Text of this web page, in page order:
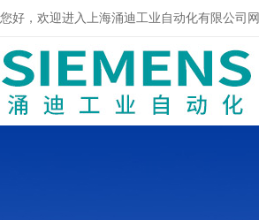
您好，欢迎进入上海涌迪工业自动化有限公司网